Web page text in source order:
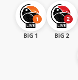
BiG 1 BiG 2